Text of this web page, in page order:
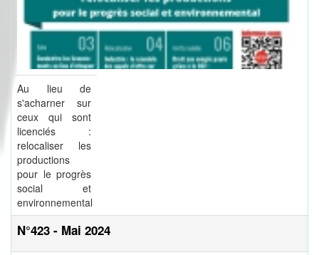
Au lieu de
s'acharner sur
ceux qui sont
licenciés :
relocaliser les
productions
pour le progrès
social et
environnemental
N°423 - Mai 2024